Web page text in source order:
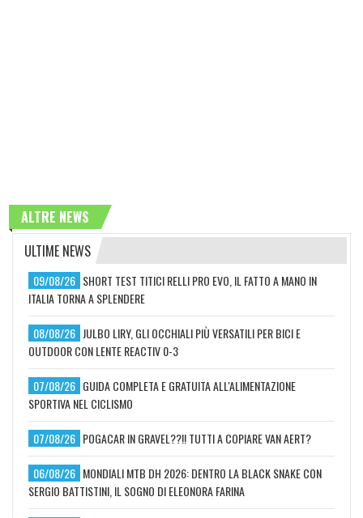
ALTRE NEWS
ULTIME NEWS
09/08/26 SHORT TEST TITICI RELLI PRO EVO, IL FATTO A MANO IN
ITALIA TORNA A SPLENDERE
08/08/26 JULBO LIRY, GLI OCCHIALI PIÙ VERSATILI PER BICI E
OUTDOOR CON LENTE REACTIV 0-3
07/08/26 GUIDA COMPLETA E GRATUITA ALL'ALIMENTAZIONE
SPORTIVA NEL CICLISMO
07/08/26 POGACAR IN GRAVEL??!! TUTTI A COPIARE VAN AERT?
06/08/26 MONDIALI MTB DH 2026: DENTRO LA BLACK SNAKE CON
SERGIO BATTISTINI, IL SOGNO DI ELEONORA FARINA